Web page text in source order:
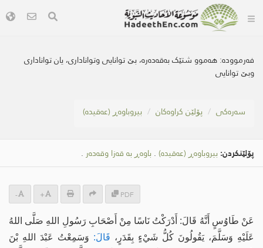
فەرموودە:هەموو شتێک بەقەدەرە، بێ توانایی وتواناداری، یان تواناداری
وبێ توانایی
سه‌ره‌كی پۆلێن کراوەکان بیروباوەڕ (عەقیدە)
پۆلێنکردن: بیروباوەڕ (عەقیدە) . باوەڕ بە قەزا وقەدەر .
PDF
+
-
عَنْ طَاوُسٍ أَنَّهُ قَالَ: أَدْرَكْتُ نَاسًا مِنْ أَصْحَابِ رَسُولِ اللهِ صَلَّى اللهُ
عَلَيْهِ وَسَلَّمَ، يَقُولُونَ كُلُّ شَيْءٍ بِقَدَرٍ، قَالَ: وَسَمِعْتُ عَبْدَ اللهِ بْنَ